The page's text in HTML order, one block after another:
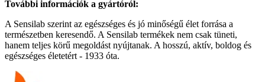
További információk a gyártóról:
A Sensilab szerint az egészséges és jó minőségű élet forrása a
természetben keresendő. A Sensilab termékek nem csak tüneti,
hanem teljes körű megoldást nyújtanak. A hosszú, aktív, boldog és
egészséges életetért - 1933 óta.